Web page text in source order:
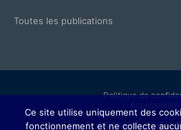
Toutes les publications
Politique de
© Ville de Chelles
Ce site utilise uniquement des
fonctionnement et ne collecte